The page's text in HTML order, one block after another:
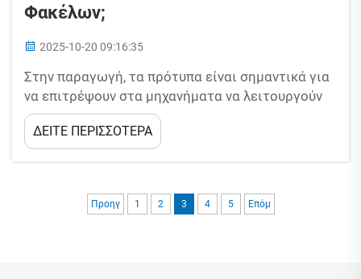
Φακέλων;
2025-10-20 09:16:35
Στην παραγωγή, τα πρότυπα είναι σημαντικά για
να επιτρέψουν στα μηχανήματα να λειτουργούν
βέλτιστα, να αποδίδουν αποτελεσματικά και να
εκπληρώνουν τις απαιτήσεις πελατών και της
αγοράς. Τα πρότυπα εμποδίζουν την παραγωγή
οδηγήσει σε κακή λειτουργία, συχνά b...
ΔΕΙΤΕ ΠΕΡΙΣΣΟΤΕΡΑ
Προηγ 1 2 3 4 5 Επόμ